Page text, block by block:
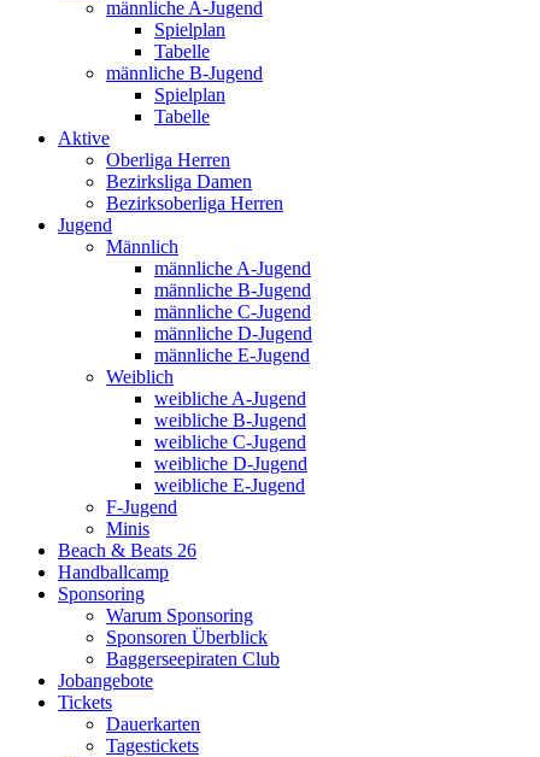
männliche A-Jugend
Spielplan
Tabelle
männliche B-Jugend
Spielplan
Tabelle
Aktive
Oberliga Herren
Bezirksliga Damen
Bezirksoberliga Herren
Jugend
Männlich
männliche A-Jugend
männliche B-Jugend
männliche C-Jugend
männliche D-Jugend
männliche E-Jugend
Weiblich
weibliche A-Jugend
weibliche B-Jugend
weibliche C-Jugend
weibliche D-Jugend
weibliche E-Jugend
F-Jugend
Minis
Beach & Beats 26
Handballcamp
Sponsoring
Warum Sponsoring
Sponsoren Überblick
Baggerseepiraten Club
Jobangebote
Tickets
Dauerkarten
Tagestickets